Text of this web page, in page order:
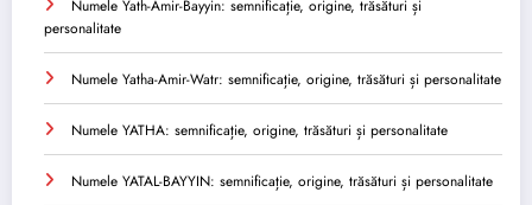
Numele Yath-Amir-Bayyin: semnificație, origine, trăsături și
personalitate
Numele Yatha-Amir-Watr: semnificație, origine, trăsături și personalitate
Numele YATHA: semnificație, origine, trăsături și personalitate
Numele YATAL-BAYYIN: semnificație, origine, trăsături și personalitate